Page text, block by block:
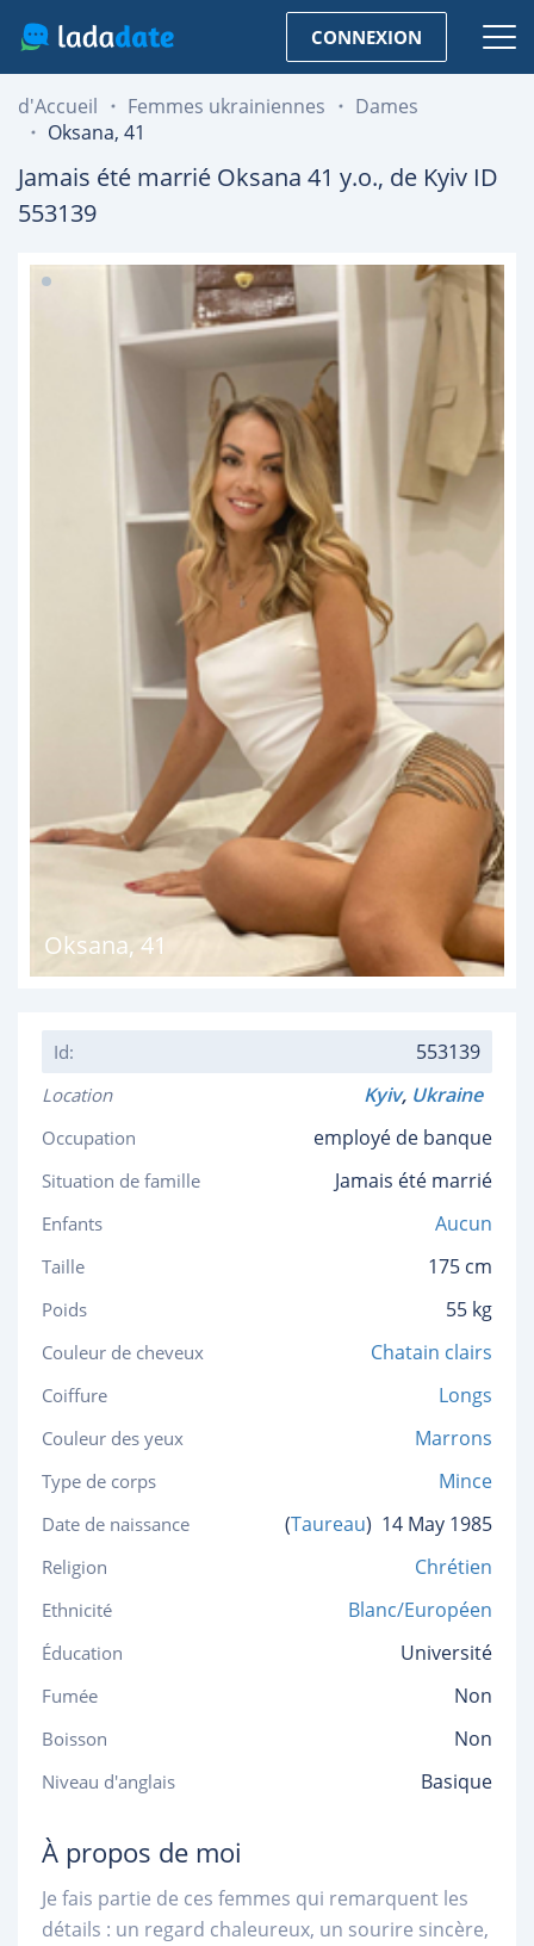
CONNEXION
d'Accueil Femmes ukrainiennes
Dames
Oksana, 41
Jamais été marrié Oksana 41 y.o., de Kyiv ID
553139
Oksana, 41
Id: 553139
Location Kyiv, Ukraine
Occupation employé de banque
Situation de famille Jamais été marrié
Enfants Aucun
Taille 175 cm
Poids 55 kg
Couleur de cheveux Chatain clairs
Coiffure Longs
Couleur des yeux Marrons
Type de corps Mince
Date de naissance (Taureau) 14 May 1985
Religion Chrétien
Ethnicité Blanc/Européen
Éducation Université
Fumée Non
Boisson Non
Niveau d'anglais Basique
À propos de moi
Je fais partie de ces femmes qui remarquent les
détails : un regard chaleureux, un sourire sincère,